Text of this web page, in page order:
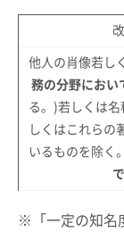
他人の肖像若し
務の分野におい
る。)若しくは
しくはこれらの
いるものを除く
※「一定の知名